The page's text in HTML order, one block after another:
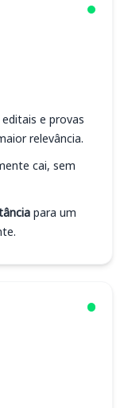
e provas
relevância.
cai, sem
para um